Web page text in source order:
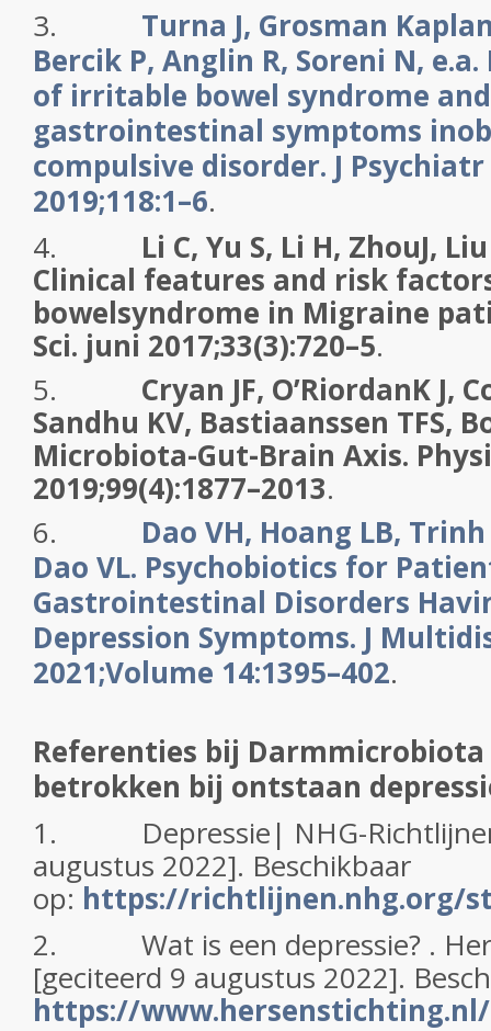
3. Turna J, Grosman
Bercik P, Anglin R, Soreni N,
of irritable bowel syndrome
gastrointestinal symptoms
compulsive disorder. J
2019;118:1–6.
4. Li C, Yu S, Li H, ZhouJ,
Clinical features and risk
bowelsyndrome in Migraine
Sci. juni 2017;33(3):720–5.
5. Cryan JF, O’RiordanK J,
Sandhu KV, Bastiaanssen TFS,
Microbiota-Gut-Brain Axis.
2019;99(4):1877–2013.
6. Dao VH, Hoang LB,
Dao VL. Psychobiotics for
Gastrointestinal Disorders
Depression Symptoms. J
2021;Volume 14:1395–402.
Referenties bij
betrokken bij ontstaan
1. Depressie| NHG-Richtlijnen
augustus 2022]. Beschikbaar
op: https://richtlijnen.nhg.org/
2. Wat is een depressie? .
[geciteerd 9 augustus 2022].
https://